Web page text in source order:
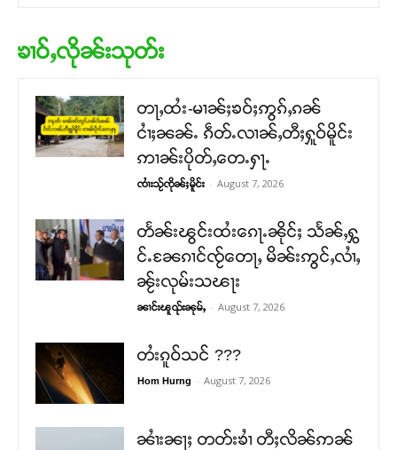
ၶၢဝ်ႇလိုၼ်းသုတ်း
တႃႇထႆး-မၢၼ်ႈၶဝ်ႈဢွၵ်ႇၵၼ်
ငၢႆႈၼၼ်ႉ ၵဵတ်ႉလၢၼ်ႇတီႈႁူဝ်မိူင်း
ဢၢၼ်းပိုတ်ႇတေႉႁႃႉ
ၸၢႆးသႂ်ၸိုၼ်ႈမိူင်း - August 7, 2026
တႅၼ်းၽွင်းထႆးၵေႃႉၼိုင်ႈ သႅၼ်ႇႁွ
င်ႉၼႄၵၢင်ၸႂ်တေႃႇ မိၼ်းဢွင်ႇလၢႆႇ
ၼႂ်းလုမ်းသၽႃး
ၼၢင်းၽူၺ်းၼုမ်ႇ - August 7, 2026
တႆးၵူဝ်သင် ???
Hom Hurng - August 7, 2026
ၼၢႆးၼႃႈ တတ်းၶၢႆ တီႈလိၼ်ဢၼ်